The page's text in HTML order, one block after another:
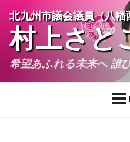
content
北九州市議会議員（八幡
村上さと
希望あふれる未来へ 誰